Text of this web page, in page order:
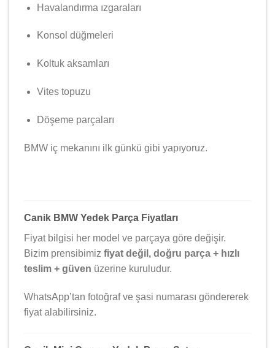
Havalandırma ızgaraları
Konsol düğmeleri
Koltuk aksamları
Vites topuzu
Döşeme parçaları
BMW iç mekanını ilk günkü gibi yapıyoruz.
Canik BMW Yedek Parça Fiyatları
Fiyat bilgisi her model ve parçaya göre değişir.
Bizim prensibimiz fiyat değil, doğru parça + hızlı
teslim + güven üzerine kuruludur.
WhatsApp’tan fotoğraf ve şasi numarası göndererek
fiyat alabilirsiniz.